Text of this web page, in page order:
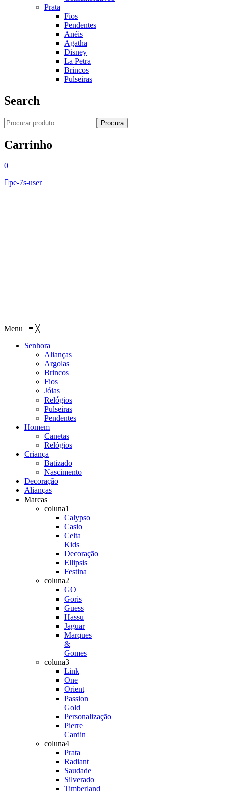
Prata
Fios
Pendentes
Anéis
Agatha
Disney
La Petra
Brincos
Pulseiras
Search
Procura
Carrinho
0
pe-7s-user
Menu ≡ ╳
Senhora
Alianças
Argolas
Brincos
Fios
Jóias
Relógios
Pulseiras
Pendentes
Homem
Canetas
Relógios
Criança
Batizado
Nascimento
Decoração
Alianças
Marcas
coluna1
Calypso
Casio
Celta
Kids
Decoração
Ellipsis
Festina
coluna2
GO
Goris
Guess
Hassu
Jaguar
Marques
&
Gomes
coluna3
Link
One
Orient
Passion
Gold
Personalização
Pierre
Cardin
coluna4
Prata
Radiant
Saudade
Silverado
Timberland